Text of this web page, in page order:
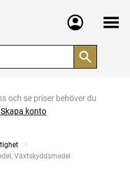
Meny
och se priser behöver du
Skapa konto
Växtskyddsmedel